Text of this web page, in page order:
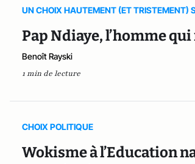
UN CHOIX HAUTEMENT (ET TRISTEMENT)
Pap Ndiaye, l’homme
Benoît Rayski
1 min de lecture
CHOIX POLITIQUE
Wokisme à l’Education